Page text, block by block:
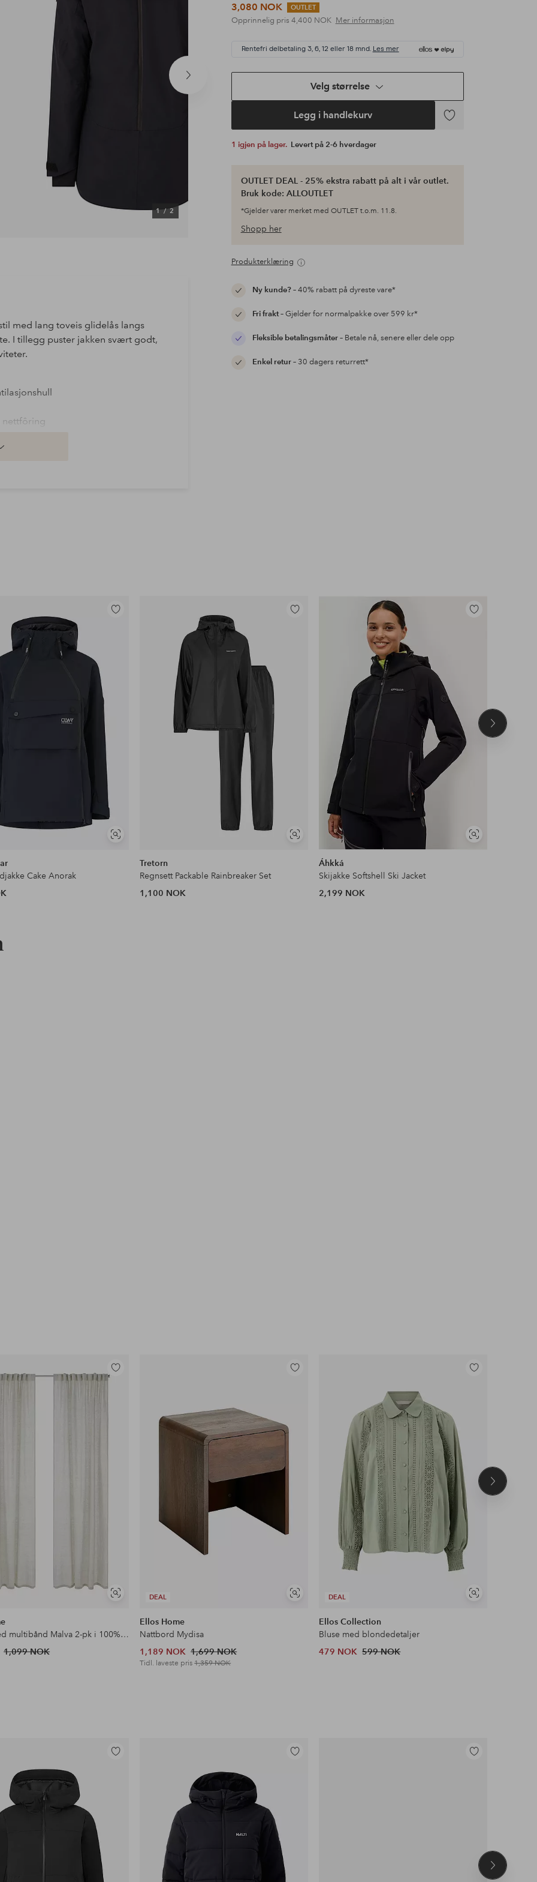
Neste
produkt
1/2
3,080 NOK
OUTLET
Opprinnelig pris 4,400 NOK Mer informasjon
Rentefri delbetaling 3, 6, 12 eller 18 mnd. Les mer
Velg størrelse
Legg i handlekurv
Legg
1 igjen på lager. Levert på 2-6 hverdager
OUTLET DEAL - 25% ekstra rabatt på alt i vår outlet.
Bruk kode: ALLOUTLET
*Gjelder varer merket med OUTLET t.o.m. 11.8.
Shopp her
Produkterklæring
Ny kunde?– 40% rabatt på dyreste vare*
Fri frakt– Gjelder for normalpakke over 599 kr*
Fleksible betalingsmåter– Betale nå, senere eller dele opp
Enkel retur– 30 dagers returrett*
med lang toveis glidelås langs
I tillegg puster jakken svært godt,
nettfôring
Vis
Legg
Cake Anorak
Vis
lignende
Legg
Tretorn
Regnsett Packable Rainbreaker Set
1,100 NOK
Vis
Legg
Áhkká
Skijakke Softshell Ski Jacket
2,199 NOK
Neste
Vis
Legg
Gardin med multibånd Malva 2-pk i 100% lin
1,099 NOK
DEAL
Vis
Legg
Ellos Home
Nattbord Mydisa
1,189 NOK 1,699 NOK
Tidl. laveste pris1,359 NOK
DEAL
Vis
Legg
Ellos Collection
Bluse med blondedetaljer
479 NOK 599 NOK
Neste
Legg
Legg
Legg
Neste